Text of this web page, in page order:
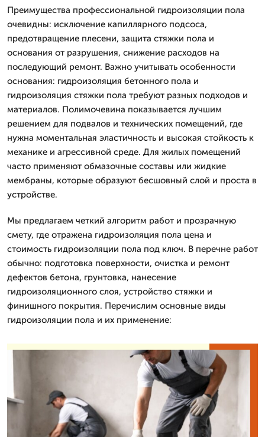
Преимущества профессиональной гидроизоляции пола
очевидны: исключение капиллярного подсоса,
предотвращение плесени, защита стяжки пола и
основания от разрушения, снижение расходов на
последующий ремонт. Важно учитывать особенности
основания: гидроизоляция бетонного пола и
гидроизоляция стяжки пола требуют разных подходов и
материалов. Полимочевина показывается лучшим
решением для подвалов и технических помещений, где
нужна моментальная эластичность и высокая стойкость к
механике и агрессивной среде. Для жилых помещений
часто применяют обмазочные составы или жидкие
мембраны, которые образуют бесшовный слой и проста в
устройстве.
Мы предлагаем четкий алгоритм работ и прозрачную
смету, где отражена гидроизоляция пола цена и
стоимость гидроизоляции пола под ключ. В перечне работ
обычно: подготовка поверхности, очистка и ремонт
дефектов бетона, грунтовка, нанесение
гидроизоляционного слоя, устройство стяжки и
финишного покрытия. Перечислим основные виды
гидроизоляции пола и их применение: